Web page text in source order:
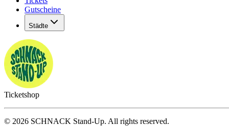
Gutscheine
Städte
Ticketshop
© 2026 SCHNACK Stand-Up. All rights reserved.